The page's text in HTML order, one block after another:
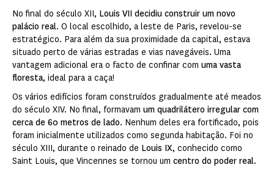
No final do século XII, Louis VII decidiu construir um novo
palácio real. O local escolhido, a leste de Paris, revelou-se
estratégico. Para além da sua proximidade da capital, estava
situado perto de várias estradas e vias navegáveis. Uma
vantagem adicional era o facto de confinar com uma vasta
floresta, ideal para a caça!
Os vários edifícios foram construídos gradualmente até meados
do século XIV. No final, formavam um quadrilátero irregular com
cerca de 60 metros de lado. Nenhum deles era fortificado, pois
foram inicialmente utilizados como segunda habitação. Foi no
século XIII, durante o reinado de Louis IX, conhecido como
Saint Louis, que Vincennes se tornou um centro do poder real.